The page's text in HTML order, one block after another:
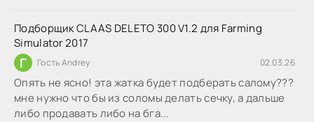
Подборщик CLAAS DELETO 300 V1.2 для Farming
Simulator 2017
Г Гость Andrey 02.03.26
Опять не ясно! эта жатка будет подберать салому???
мне нужно что бы из соломы делать сечку, а дальше
либо продавать либо на бга...